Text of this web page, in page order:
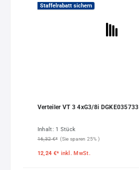
Staffelrabatt sichern
Verteiler VT 3 4xG3/8i DGKE035733
Inhalt: 1 Stück
16,32 €* (Sie sparen 25% )
12,24 €* inkl. MwSt.